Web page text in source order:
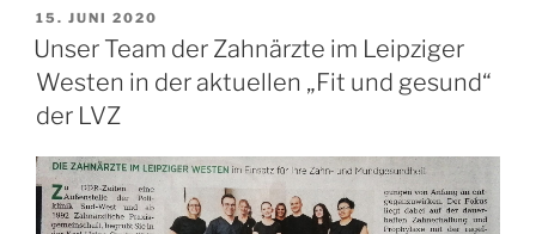
VERÖFFENTLICHT
AM
15. JUNI 2020
Unser Team der Zahnärzte im Leipziger
Westen in der aktuellen „Fit und gesund“
der LVZ